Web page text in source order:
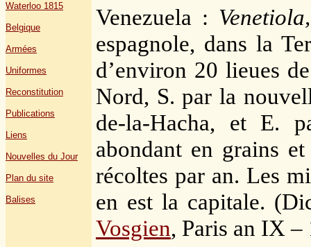
Waterloo 1815
Belgique
Armées
Uniformes
Reconstitution
Publications
Liens
Nouvelles du Jour
Plan du site
Balises
Venezuela : Venetiola,
espagnole, dans la
d’environ 20 lieues
Nord, S. par la
de-la-Hacha, et E.
abondant en grains
récoltes par an. Les
en est la capitale.
Vosgien, Paris an IX –